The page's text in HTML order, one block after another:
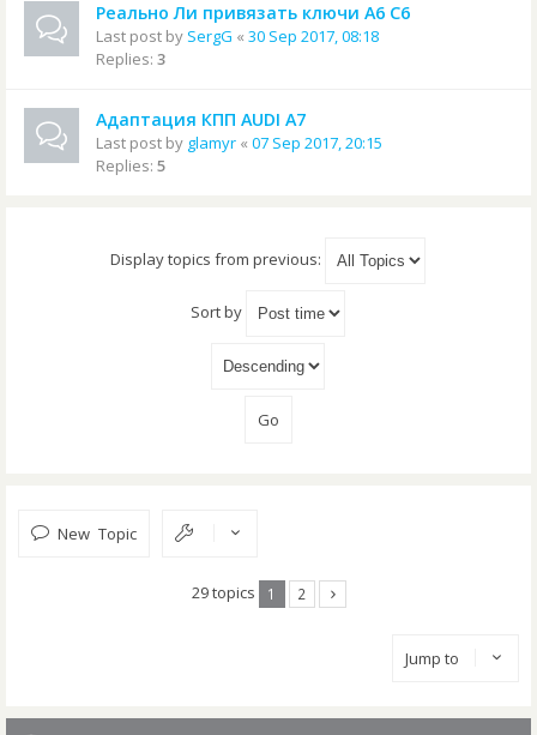
Реально Ли привязать ключи А6 С6
Last post by SergG « 30 Sep 2017, 08:18
Replies: 3
Адаптация КПП AUDI A7
Last post by glamyr « 07 Sep 2017, 20:15
Replies: 5
Display topics from previous:
Sort by
New Topic
29 topics 1 2
Jump to